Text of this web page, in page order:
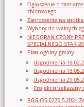
Ogłoszenie o
zbiorowego
Zaproszenie na
Wybory do walnych
NIEOGRANICZONY
SPECJALNEGO STAR
Plan ogólny gminy
Uzgodnienia
Uzgodnienia
Uzgodnienia
Projekt przekazany
RGGIOŚ.6220.5.2024